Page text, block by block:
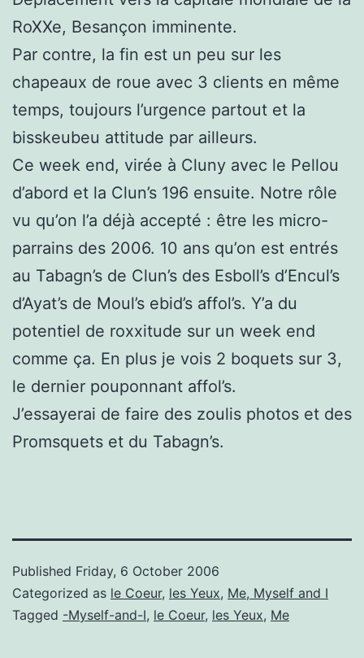
RoXXe, Besançon imminente.
Par contre, la fin est un peu sur les
chapeaux de roue avec 3 clients en même
temps, toujours l’urgence partout et la
bisskeubeu attitude par ailleurs.
Ce week end, virée à Cluny avec le Pellou
d’abord et la Clun’s 196 ensuite. Notre rôle
vu qu’on l’a déjà accepté : être les micro-
parrains des 2006. 10 ans qu’on est entrés
au Tabagn’s de Clun’s des Esboll’s d’Encul’s
d’Ayat’s de Moul’s ebid’s affol’s. Y’a du
potentiel de roxxitude sur un week end
comme ça. En plus je vois 2 boquets sur 3,
le dernier pouponnant affol’s.
J’essayerai de faire des zoulis photos et des
Promsquets et du Tabagn’s.
Published Friday, 6 October 2006
Categorized as le Coeur, les Yeux, Me, Myself and I
Tagged -Myself-and-I, le Coeur, les Yeux, Me